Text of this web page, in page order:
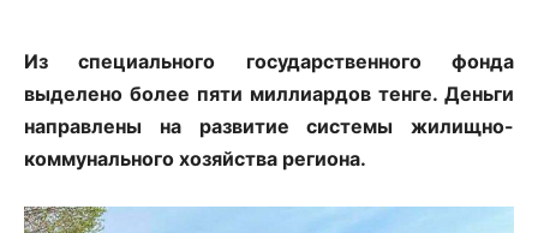
Из специального государственного фонда
выделено более пяти миллиардов тенге. Деньги
направлены на развитие системы жилищно-
коммунального хозяйства региона.